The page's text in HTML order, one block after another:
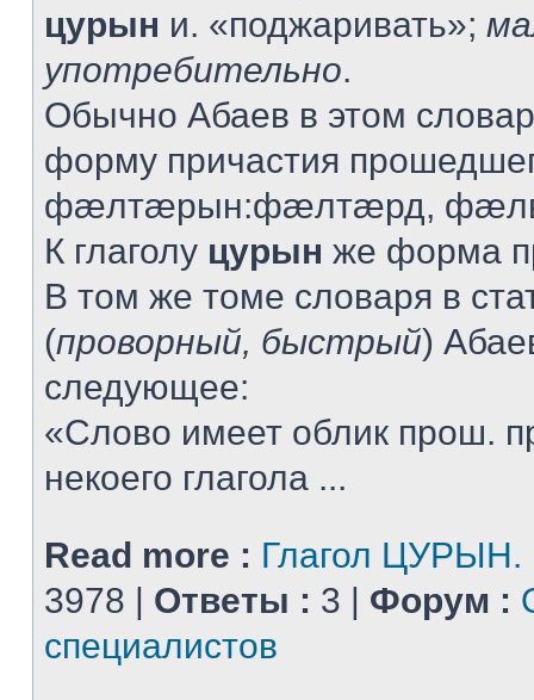
цурын и. «поджаривать»;
употребительно.
Обычно Абаев в этом
форму причастия
фæлтæрын:фæлтæрд,
К глаголу цурын же форма
В том же томе словаря в
(проворный, быстрый)
следующее:
«Слово имеет облик прош.
некоего глагола ...
Read more : Глагол ЦУРЫН.
3978 | Ответы : 3 | Форум :
специалистов